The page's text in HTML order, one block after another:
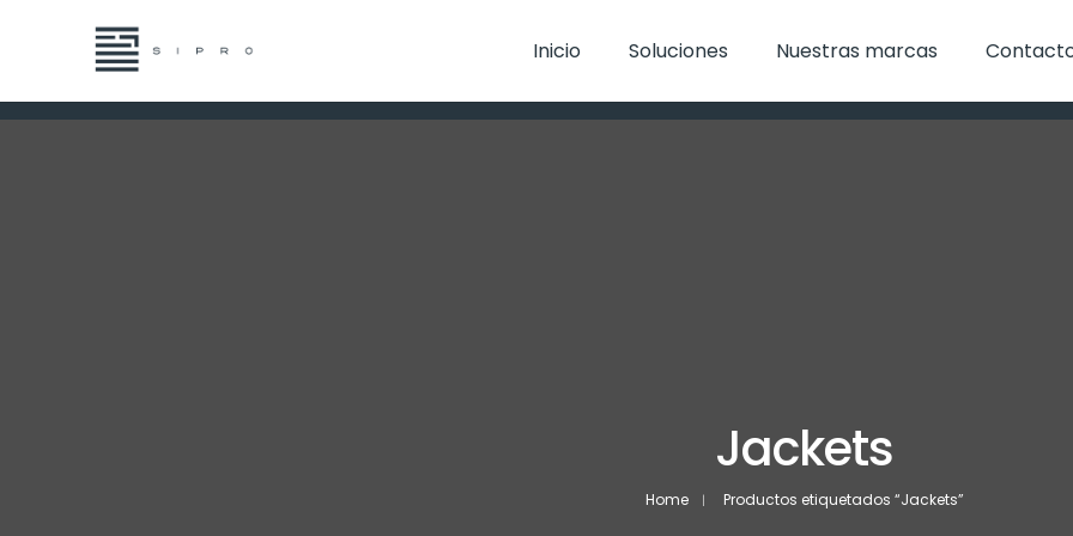
Inicio Soluciones Nuestras marcas
Jackets
Home Productos etiquetados “Jackets”